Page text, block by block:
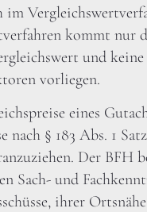
im
kommt nur
und keine
vorliegen.
eines
nach § 183 Abs. 1
Der BFH
Sach- und
ihrer